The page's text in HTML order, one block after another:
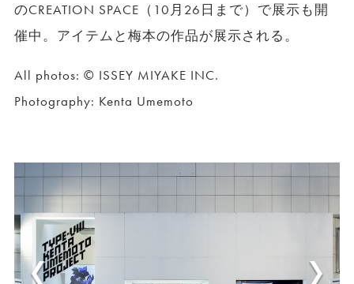
のCREATION SPACE（10月26日まで）で展示も開
催中。アイテムと梅本の作品が展示される。
All photos: © ISSEY MIYAKE INC.
Photography: Kenta Umemoto